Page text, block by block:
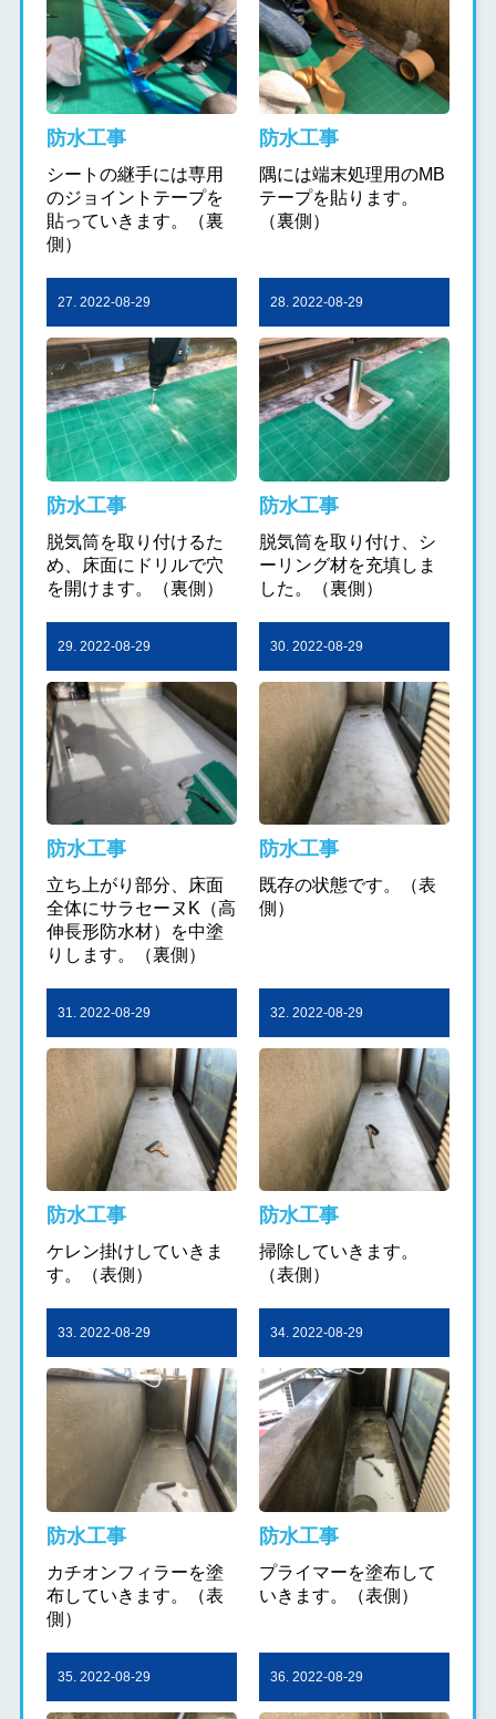
防水工事
シートの継手には専用
のジョイントテープを
貼っていきます。（裏
側）
防水工事
隅には端末処理用のMB
テープを貼ります。
（裏側）
27. 2022-08-29
防水工事
脱気筒を取り付けるた
め、床面にドリルで穴
を開けます。（裏側）
28. 2022-08-29
防水工事
脱気筒を取り付け、シ
ーリング材を充填しま
した。（裏側）
29. 2022-08-29
防水工事
立ち上がり部分、床面
全体にサラセーヌK（高
伸長形防水材）を中塗
りします。（裏側）
30. 2022-08-29
防水工事
既存の状態です。（表
側）
31. 2022-08-29
防水工事
ケレン掛けしていきま
す。（表側）
32. 2022-08-29
防水工事
掃除していきます。
（表側）
33. 2022-08-29
防水工事
カチオンフィラーを塗
布していきます。（表
側）
34. 2022-08-29
防水工事
プライマーを塗布して
いきます。（表側）
35. 2022-08-29 36. 2022-08-29